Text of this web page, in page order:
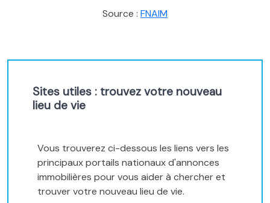
Source : FNAIM
Sites utiles : trouvez votre nouveau
lieu de vie
Vous trouverez ci-dessous les liens vers les
principaux portails nationaux d'annonces
immobilières pour vous aider à chercher et
trouver votre nouveau lieu de vie.